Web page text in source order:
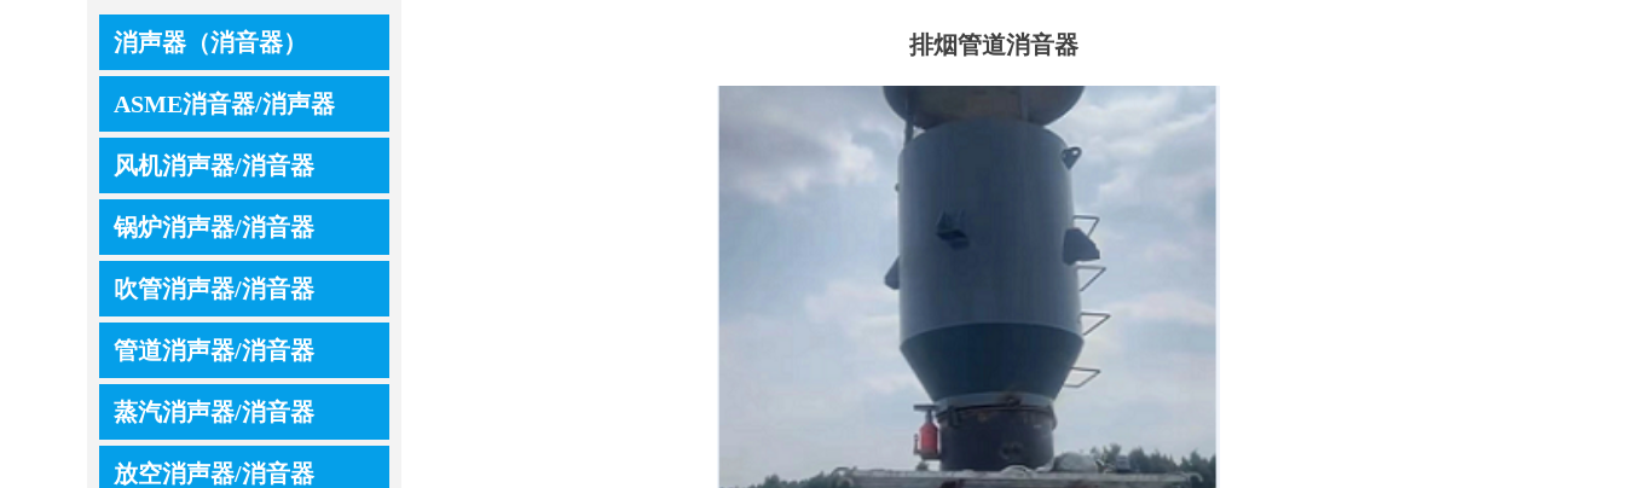
排烟管道消音器
消声器（消音器）
ASME消音器/消声器
风机消声器/消音器
锅炉消声器/消音器
吹管消声器/消音器
管道消声器/消音器
蒸汽消声器/消音器
放空消声器/消音器